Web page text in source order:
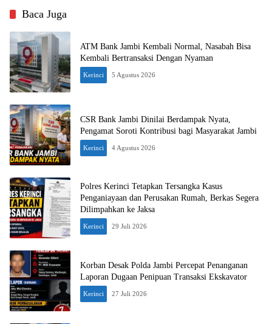
Baca Juga
ATM Bank Jambi Kembali Normal, Nasabah Bisa
Kembali Bertransaksi Dengan Nyaman
Kerinci 5 Agustus 2026
CSR Bank Jambi Dinilai Berdampak Nyata,
Pengamat Soroti Kontribusi bagi Masyarakat Jambi
Kerinci 4 Agustus 2026
Polres Kerinci Tetapkan Tersangka Kasus
Penganiayaan dan Perusakan Rumah, Berkas Segera
Dilimpahkan ke Jaksa
Kerinci 29 Juli 2026
Korban Desak Polda Jambi Percepat Penanganan
Laporan Dugaan Penipuan Transaksi Ekskavator
Kerinci 27 Juli 2026